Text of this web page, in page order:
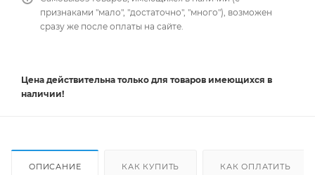
признаками "мало", "достаточно", "много"), возможен
сразу же после оплаты на сайте.
Цена действительна только для товаров имеющихся в
наличии!
ОПИСАНИЕ КАК КУПИТЬ КАК ОПЛАТИТЬ